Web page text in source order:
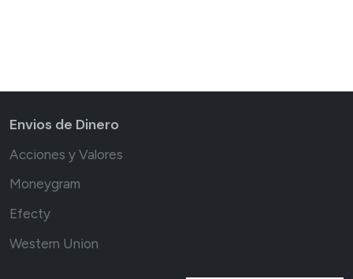
Envios de Dinero
Acciones y Valores
Moneygram
Efecty
Western Union